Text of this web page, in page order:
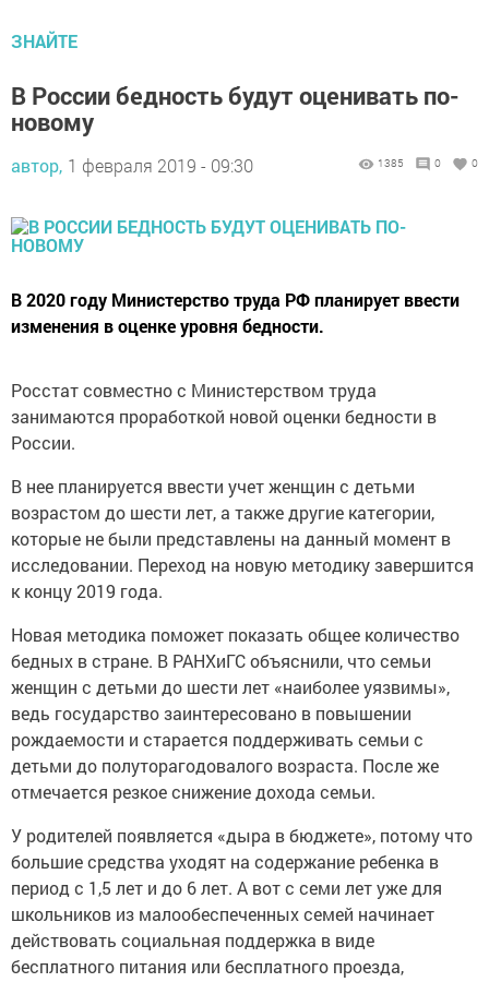
ЗНАЙТЕ
В России бедность будут оценивать по-
новому
автор, 1 февраля 2019 - 09:30 1385 0 0
В 2020 году Министерство труда РФ планирует ввести
изменения в оценке уровня бедности.
Росстат совместно с Министерством труда
занимаются проработкой новой оценки бедности в
России.
В нее планируется ввести учет женщин с детьми
возрастом до шести лет, а также другие категории,
которые не были представлены на данный момент в
исследовании. Переход на новую методику завершится
к концу 2019 года.
Новая методика поможет показать общее количество
бедных в стране. В РАНХиГС объяснили, что семьи
женщин с детьми до шести лет «наиболее уязвимы»,
ведь государство заинтересовано в повышении
рождаемости и старается поддерживать семьи с
детьми до полуторагодовалого возраста. После же
отмечается резкое снижение дохода семьи.
У родителей появляется «дыра в бюджете», потому что
большие средства уходят на содержание ребенка в
период с 1,5 лет и до 6 лет. А вот с семи лет уже для
школьников из малообеспеченных семей начинает
действовать социальная поддержка в виде
бесплатного питания или бесплатного проезда,